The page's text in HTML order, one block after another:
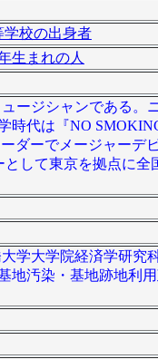
学校の出身者
生まれの人
ージシャンである
代は『NO
ーでメージャーデ
して東京を拠点に
学大学院経済学研究
汚染・基地跡地利